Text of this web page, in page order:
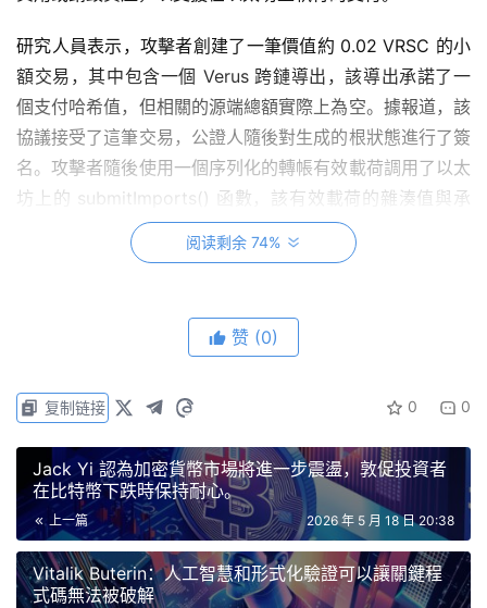
研究人員表示，攻擊者創建了一筆價值約 0.02 VRSC 的小
額交易，其中包含一個 Verus 跨鏈導出，該導出承諾了一
個支付哈希值，但相關的源端總額實際上為空。據報道，該
協議接受了這筆交易，公證人隨後對生成的根狀態進行了簽
名。攻擊者隨後使用一個序列化的轉帳有效載荷調用了以太
坊上的 submitImports() 函數，該有效載荷的雜湊值與承
諾值相符。驗證後，該橋釋放了價值 1,625 ETH、103
tBTC 和約 147,000 USDC 的儲備資產。據報道，此次攻擊
🚨社區警報：
Blockaid 的漏洞偵測系統已辨識出一個正在進行
的漏洞程式。@veruscoinVerus-以太坊橋
（https://t.co/HEwYZqFEfC).
目前已支出約11.58萬美元。
更多詳情請見🧵
阅读剩余 74%
赞 (0)
0 0
复制链接
Jack Yi 認為加密貨幣市場將進一步震盪，敦促投資者
在比特幣下跌時保持耐心。
上一篇 2026 年 5 月 18 日 20:38
Vitalik Buterin：人工智慧和形式化驗證可以讓關鍵程
式碼無法被破解